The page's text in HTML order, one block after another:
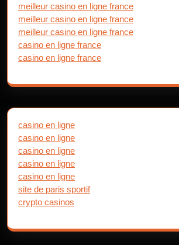
meilleur casino en ligne france
meilleur casino en ligne france
meilleur casino en ligne france
casino en ligne france
casino en ligne france
casino en ligne
casino en ligne
casino en ligne
casino en ligne
casino en ligne
site de paris sportif
crypto casinos